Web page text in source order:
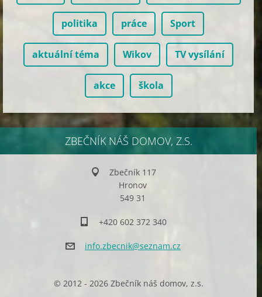
politika práce Sport
aktuální téma Wikov TV vysílání
akce škola
ZBEČNÍK NÁŠ DOMOV, Z.S.
Zbečník 117
Hronov
549 31
+420 602 372 340
info.zbecnik@seznam.cz
© 2012 - 2026 Zbečník náš domov, z.s.